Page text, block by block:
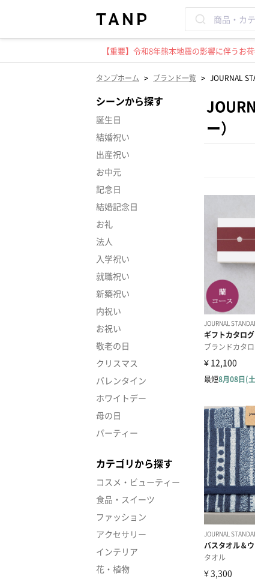
【重要】令和8年熊本地震の影響に伴うお
タンプホーム > ブランド一覧 > JOURNAL
シーンから探す
誕生日
結婚祝い
出産祝い
お中元
記念日
結婚記念日
お礼
法人
入学祝い
就職祝い
新築祝い
内祝い
お祝い
敬老の日
クリスマス
バレンタイン
ホワイトデー
母の日
パーティー
カテゴリから探す
コスメ・ビューティー
食品・スイーツ
ファッション
アクセサリー
インテリア
花・植物
ー）